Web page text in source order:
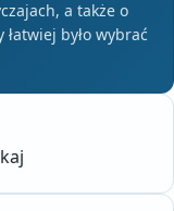
a także o
było wybrać